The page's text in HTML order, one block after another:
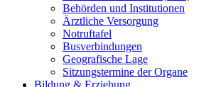
Behörden und Institutionen
Ärztliche Versorgung
Notruftafel
Busverbindungen
Geografische Lage
Sitzungstermine der Organe
Bildung & Erziehung